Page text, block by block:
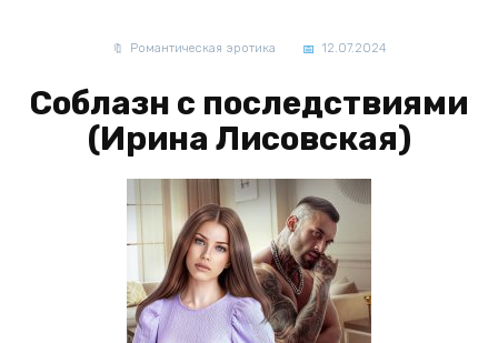
Романтическая эротика 12.07.2024
Соблазн с последствиями
(Ирина Лисовская)